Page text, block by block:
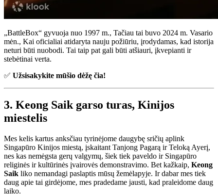
„BattleBox“ gyvuoja nuo 1997 m., Tačiau tai buvo 2024 m. Vasario
mėn., Kai oficialiai atidaryta nauju požiūriu, įrodydamas, kad istorija
neturi būti nuobodi. Tai taip pat gali būti atšiauri, įkvepianti ir
stebėtinai verta.
✅ Užsisakykite mūšio dėžę čia!
3. Keong Saik garso turas, Kinijos
miestelis
Mes kelis kartus anksčiau tyrinėjome daugybę sričių aplink
Singapūro Kinijos miestą, įskaitant Tanjong Pagarą ir Teloką Ayerį,
nes kas nemėgsta gerų valgymų, šiek tiek paveldo ir Singapūro
religinės ir kultūrinės įvairovės demonstravimo. Bet kažkaip, Keong
Saik liko nemandagi paslaptis mūsų žemėlapyje. Ir dabar mes tiek
daug apie tai girdėjome, mes pradedame jausti, kad praleidome daug
laiko.